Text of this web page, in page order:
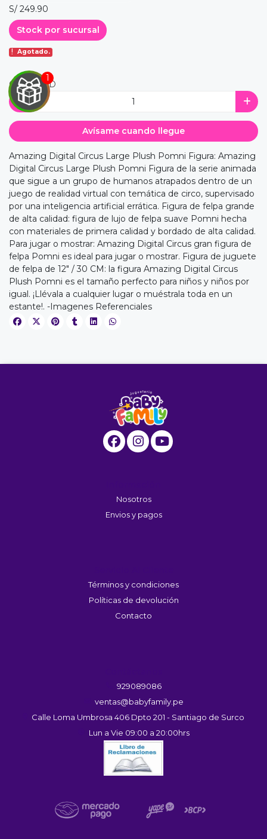
correo y
premios
JUGAR
S/ 249.90
Stock por sucursal
Agotado.
CANTIDAD
Avísame cuando llegue
Amazing Digital Circus Large Plush Pomni Figura: Amazing
Digital Circus Large Plush Pomni Figura de la serie animada
que sigue a un grupo de humanos atrapados dentro de un
juego de realidad virtual con temática de circo, supervisado
por una inteligencia artificial errática. Figura de felpa grande
de alta calidad: figura de lujo de felpa suave Pomni hecha
con materiales de primera calidad y bordado de alta calidad.
Para jugar o mostrar: Amazing Digital Circus gran figura de
felpa Pomni es ideal para jugar o mostrar. Figura de juguete
de felpa de 12" / 30 CM: la figura Amazing Digital Circus
Plush Pomni es el tamaño perfecto para niños y niños por
igual. ¡Llévala a cualquier lugar o muéstrala toda en un
estante!. -Imagenes Referenciales
Nosotros
Envios y pagos
Términos y condiciones
Políticas de devolución
Contacto
929089086
ventas@babyfamily.pe
Calle Loma Umbrosa 406 Dpto 201 - Santiago de Surco
Lun a Vie 09:00 a 20:00hrs